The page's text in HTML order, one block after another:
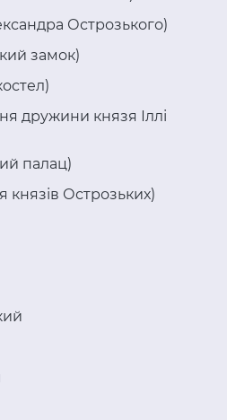
Острозького)
замок)
дружини князя Іллі
палац)
Острозьких)